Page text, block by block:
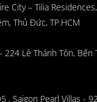
City – Tilia
Thủ Đức, TP.HCM
224 Lê Thánh Tôn, Bến
, Saigon Pearl Villas -